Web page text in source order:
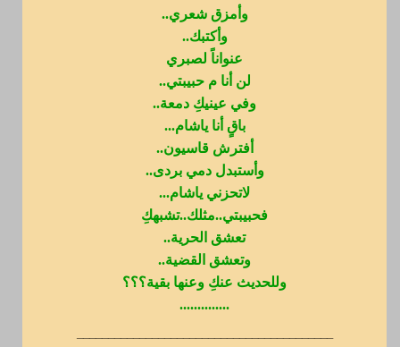
وأمزق شعري..
وأكتبك..
عنواناً لصبري
لن أنا م حبيبتي..
وفي عينيكِ دمعة..
باقٍ أنا ياشام...
أفترش قاسيون..
وأستبدل دمي بردى..
لاتحزني ياشام...
فحبيبتي..مثلك..تشبهكِ
تعشق الحرية..
وتعشق القضية..
وللحديث عنكِ وعنها بقية؟؟؟
..............